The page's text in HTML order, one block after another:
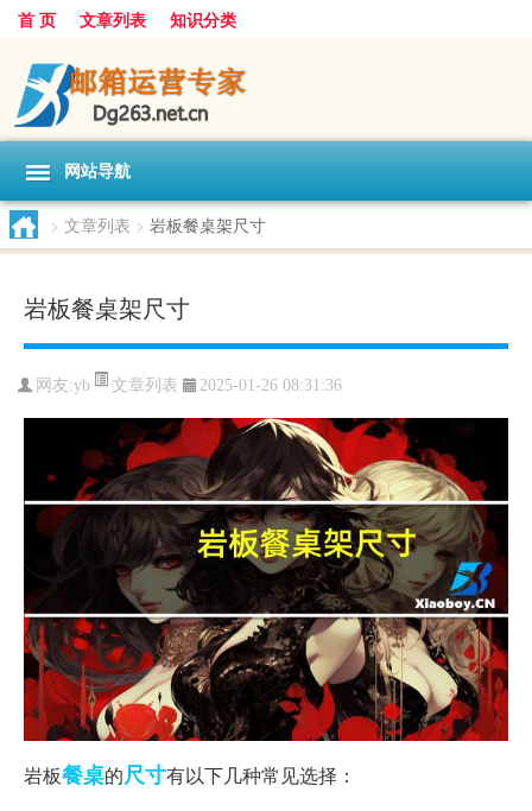
首 页 文章列表 知识分类
网站导航
> 文章列表 > 岩板餐桌架尺寸
岩板餐桌架尺寸
网友:yb 文章列表 2025-01-26 08:31:36
岩板餐桌的尺寸有以下几种常见选择：